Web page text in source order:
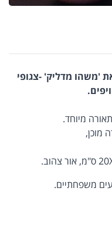
'משהו מדליק' -צגופי
מיוחד.
משפחתיים.